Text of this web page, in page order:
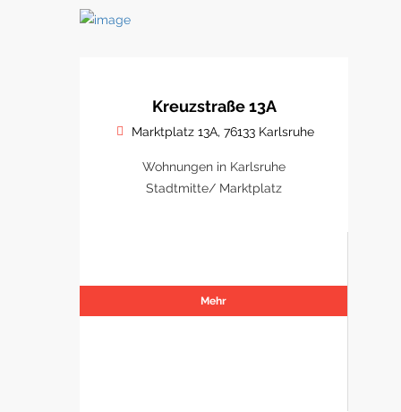
Kreuzstraße 13A
Marktplatz 13A, 76133 Karlsruhe
Wohnungen in Karlsruhe
Stadtmitte/ Marktplatz
Mehr